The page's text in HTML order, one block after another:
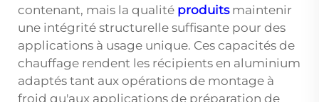
contenant, mais la qualité produits maintenir
une intégrité structurelle suffisante pour des
applications à usage unique. Ces capacités de
chauffage rendent les récipients en aluminium
adaptés tant aux opérations de montage à
froid qu'aux applications de préparation de